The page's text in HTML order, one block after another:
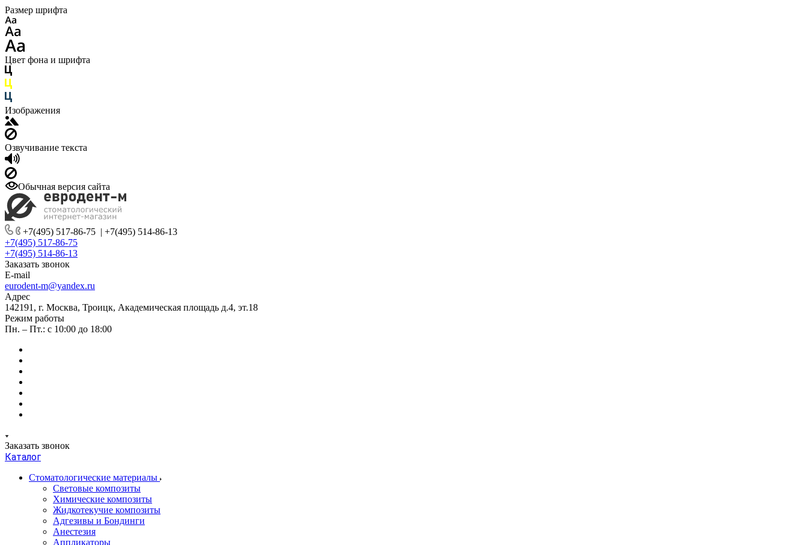
Размер шрифта
Цвет фона и шрифта
Изображения
Озвучивание текста
Обычная версия сайта
+7(495) 517-86-75 | +7(495) 514-86-13
+7(495) 517-86-75
+7(495) 514-86-13
Заказать звонок
E-mail
eurodent-m@yandex.ru
Адрес
142191, г. Москва, Троицк, Академическая площадь д.4, эт.18
Режим работы
Пн. – Пт.: с 10:00 до 18:00
Заказать звонок
Каталог
Стоматологические материалы
Световые композиты
Химические композиты
Жидкотекучие композиты
Адгезивы и Бондинги
Анестезия
Аппликаторы